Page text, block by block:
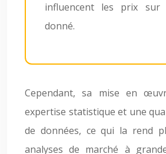
influencent les prix sur
donné.
Cependant, sa mise en
expertise statistique et une
de données, ce qui la rend
analyses de marché à